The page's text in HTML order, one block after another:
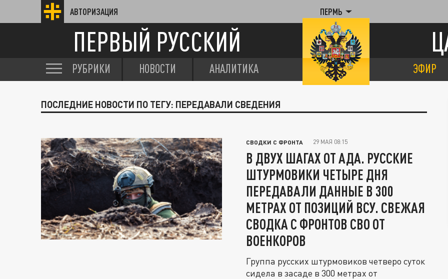
АВТОРИЗАЦИЯ ПЕРМЬ
ПЕРВЫЙ РУССКИЙ
РУБРИКИ НОВОСТИ АНАЛИТИКА ЭФИР
ПОСЛЕДНИЕ НОВОСТИ ПО ТЕГУ: ПЕРЕДАВАЛИ СВЕДЕНИЯ
СВОДКИ С ФРОНТА 29 МАЯ 08:15
В ДВУХ ШАГАХ ОТ АДА. РУССКИЕ
ШТУРМОВИКИ ЧЕТЫРЕ ДНЯ
ПЕРЕДАВАЛИ ДАННЫЕ В 300
МЕТРАХ ОТ ПОЗИЦИЙ ВСУ. СВЕЖАЯ
СВОДКА С ФРОНТОВ СВО ОТ
ВОЕНКОРОВ
Группа русских штурмовиков четверо суток
сидела в засаде в 300 метрах от